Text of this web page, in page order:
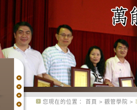
您現在的位置： 首頁 > 觀管學院 >